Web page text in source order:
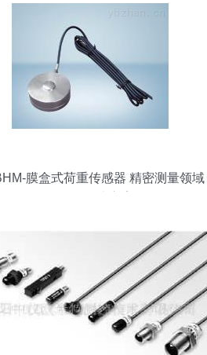
膜盒式荷重传感器 精密测量领域